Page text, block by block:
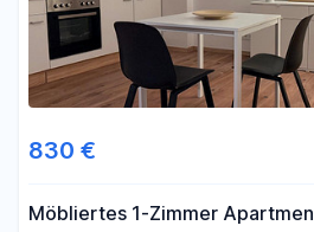
830 €
Möbliertes 1-Zimmer